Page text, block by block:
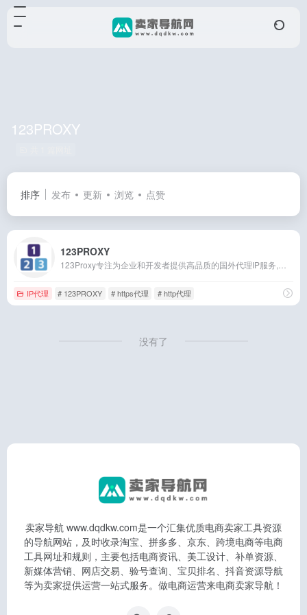
123PROXY
排序 发布 更新 浏览 点赞
123PROXY
IP代理 # 123PROXY # https代理 # http代理
没有了
卖家导航 www.dqdkw.com是一个汇集优质电商卖家工具资源
的导航网站，及时收录淘宝、拼多多、京东、跨境电商等电商
工具网址和规则，主要包括电商资讯、美工设计、补单资源、
新媒体营销、网店交易、验号查询、宝贝排名、抖音资源导航
等为卖家提供运营一站式服务。做电商运营来电商卖家导航！